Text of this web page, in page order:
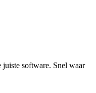
software. Snel waar